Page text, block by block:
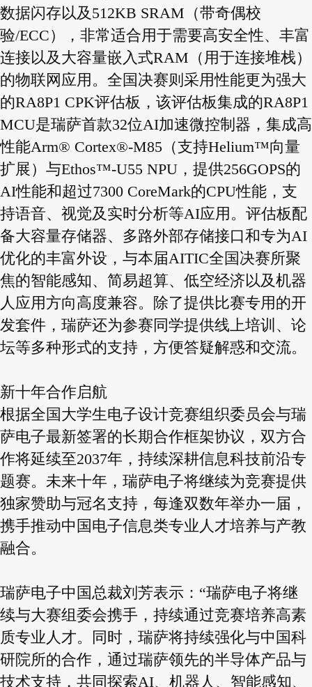
数据闪存以及512KB SRAM（带奇偶校
验/ECC），非常适合用于需要高安全性、丰富
连接以及大容量嵌入式RAM（用于连接堆栈）
的物联网应用。全国决赛则采用性能更为强大
的RA8P1 CPK评估板，该评估板集成的RA8P1
MCU是瑞萨首款32位AI加速微控制器，集成高
性能Arm® Cortex®-M85（支持Helium™向量
扩展）与Ethos™-U55 NPU，提供256GOPS的
AI性能和超过7300 CoreMark的CPU性能，支
持语音、视觉及实时分析等AI应用。评估板配
备大容量存储器、多路外部存储接口和专为AI
优化的丰富外设，与本届AITIC全国决赛所聚
焦的智能感知、简易超算、低空经济以及机器
人应用方向高度兼容。除了提供比赛专用的开
发套件，瑞萨还为参赛同学提供线上培训、论
坛等多种形式的支持，方便答疑解惑和交流。
新十年合作启航
根据全国大学生电子设计竞赛组织委员会与瑞
萨电子最新签署的长期合作框架协议，双方合
作将延续至2037年，持续深耕信息科技前沿专
题赛。未来十年，瑞萨电子将继续为竞赛提供
独家赞助与冠名支持，每逢双数年举办一届，
携手推动中国电子信息类专业人才培养与产教
融合。
瑞萨电子中国总裁刘芳表示：“瑞萨电子将继
续与大赛组委会携手，持续通过竞赛培养高素
质专业人才。同时，瑞萨将持续强化与中国科
研院所的合作，通过瑞萨领先的半导体产品与
技术支持，共同探索AI、机器人、智能感知、